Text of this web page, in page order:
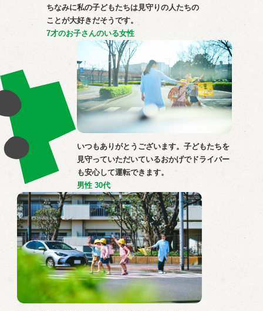
ちなみに私の⼦どもたちは⾒守りの⼈たちの
ことが⼤好きだそうです。
7才のお子さんのいる⼥性
いつもありがとうございます。⼦どもたちを
⾒守っていただいているおかげでドライバー
も安⼼して運転できます。
男性 30代